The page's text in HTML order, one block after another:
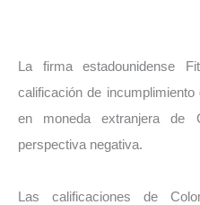
La firma estadounidense
calificación de
en moneda extranjera de
perspectiva negativa.
Las calificaciones de